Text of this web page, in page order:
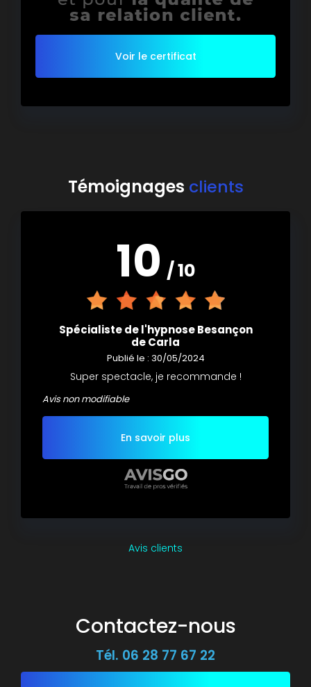
Voir le certificat
Témoignages clients
10 / 10
Spécialiste de l'hypnose Besançon
de Carla
Publié le : 30/05/2024
Super spectacle, je recommande !
Avis non modifiable
En savoir plus
Avis clients
Contactez-nous
Tél. 06 28 77 67 22